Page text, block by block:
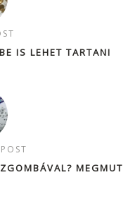
IS LEHET TARTANI
MEGMUT